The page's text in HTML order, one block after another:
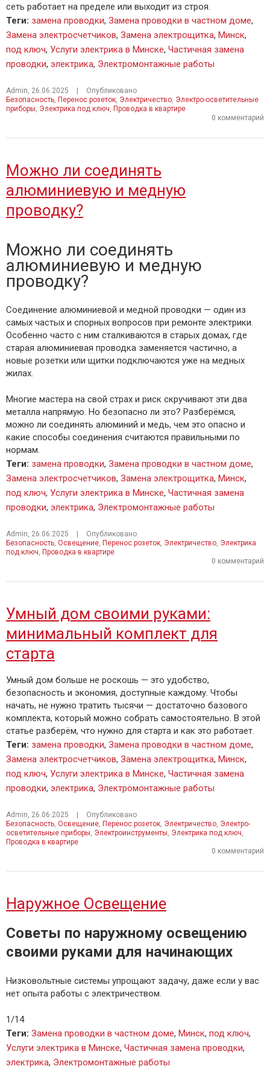
сеть работает на пределе или выходит из строя.
Теги: замена проводки, Замена проводки в частном доме,
Замена электросчетчиков, Замена электрощитка, Минск,
под ключ, Услуги электрика в Минске, Частичная замена
проводки, электрика, Электромонтажные работы
Admin 26.06.2025 |
Опубликовано
Безопасность Перенос розеток Электричество Электро-осветительные
приборы Электрика под ключ Проводка в квартире
0 комментарий
Можно ли соединять
алюминиевую и медную
проводку?
Можно ли соединять
алюминиевую и медную
проводку?
Соединение алюминиевой и медной проводки — один из
самых частых и спорных вопросов при ремонте электрики.
Особенно часто с ним сталкиваются в старых домах, где
старая алюминиевая проводка заменяется частично, а
новые розетки или щитки подключаются уже на медных
жилах.
Многие мастера на свой страх и риск скручивают эти два
металла напрямую. Но безопасно ли это? Разберёмся,
можно ли соединять алюминий и медь, чем это опасно и
какие способы соединения считаются правильными по
нормам.
Теги: замена проводки, Замена проводки в частном доме,
Замена электросчетчиков, Замена электрощитка, Минск,
под ключ, Услуги электрика в Минске, Частичная замена
проводки, электрика, Электромонтажные работы
Admin 26.06.2025 |
Опубликовано
Безопасность Освещение Перенос розеток Электричество Электрика
под ключ Проводка в квартире
0 комментарий
Умный дом своими руками:
минимальный комплект для
старта
Умный дом больше не роскошь — это удобство,
безопасность и экономия, доступные каждому. Чтобы
начать, не нужно тратить тысячи — достаточно базового
комплекта, который можно собрать самостоятельно. В этой
статье разберём, что нужно для старта и как это работает.
Теги: замена проводки, Замена проводки в частном доме,
Замена электросчетчиков, Замена электрощитка, Минск,
под ключ, Услуги электрика в Минске, Частичная замена
проводки, электрика, Электромонтажные работы
Admin 26.06.2025 |
Опубликовано
Безопасность Освещение Перенос розеток Электричество Электро-
осветительные приборы Электроинструменты Электрика под ключ
Проводка в квартире
0 комментарий
Наружное Освещение
Советы по наружному освещению
своими руками для начинающих
Низковольтные системы упрощают задачу, даже если у вас
нет опыта работы с электричеством.
1/14
Теги: Замена проводки в частном доме, Минск, под ключ,
Услуги электрика в Минске, Частичная замена проводки,
электрика, Электромонтажные работы